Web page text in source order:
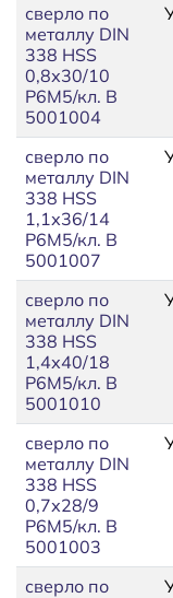
сверло по
металлу DIN
338 HSS
0,8х30/10
Р6М5/кл. В
5001004
сверло по
металлу DIN
338 HSS
1,1х36/14
Р6М5/кл. В
5001007
сверло по
металлу DIN
338 HSS
1,4х40/18
Р6М5/кл. В
5001010
сверло по
металлу DIN
338 HSS
0,7х28/9
Р6М5/кл. В
5001003
сверло по